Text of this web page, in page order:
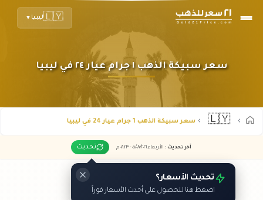
🇱🇾ليبيا ▼
سعر سبيكة الذهب ١ جرام عيار ٢٤ في ليبيا
🇱🇾 سعر سبيكة الذهب 1 جرام عيار 24 في ليبيا
آخر تحديث : الأربعاء ٠٥ /٠٨/٢٠٢٦ - ٠٨:٢٣ م تحديث
تحديث الأسعار؟
اضغط هنا للحصول على أحدث الأسعار فوراً